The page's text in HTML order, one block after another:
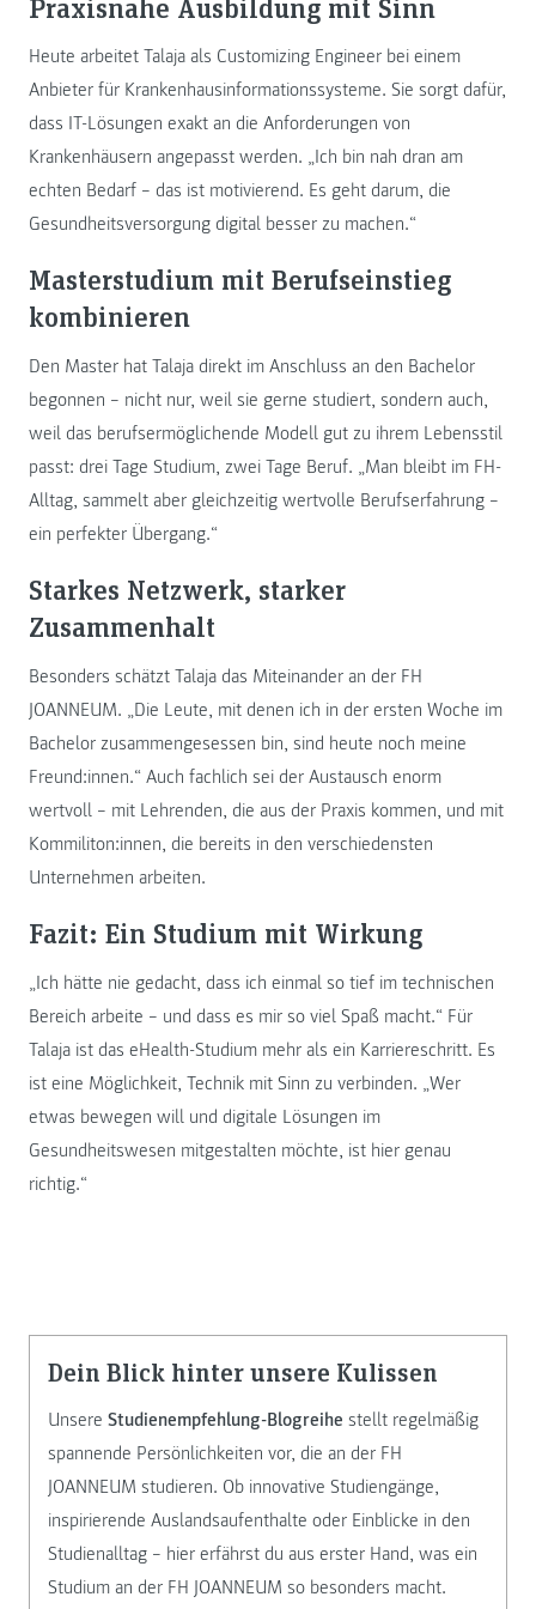
Heute arbeitet Talaja als Customizing Engineer bei einem
Anbieter für Krankenhausinformationssysteme. Sie sorgt dafür,
dass IT-Lösungen exakt an die Anforderungen von
Krankenhäusern angepasst werden. „Ich bin nah dran am
echten Bedarf – das ist motivierend. Es geht darum, die
Gesundheitsversorgung digital besser zu machen.“
Masterstudium mit Berufseinstieg
kombinieren
Den Master hat Talaja direkt im Anschluss an den Bachelor
begonnen – nicht nur, weil sie gerne studiert, sondern auch,
weil das berufsermöglichende Modell gut zu ihrem Lebensstil
passt: drei Tage Studium, zwei Tage Beruf. „Man bleibt im FH-
Alltag, sammelt aber gleichzeitig wertvolle Berufserfahrung –
ein perfekter Übergang.“
Starkes Netzwerk, starker
Zusammenhalt
Besonders schätzt Talaja das Miteinander an der FH
JOANNEUM. „Die Leute, mit denen ich in der ersten Woche im
Bachelor zusammengesessen bin, sind heute noch meine
Freund:innen.“ Auch fachlich sei der Austausch enorm
wertvoll – mit Lehrenden, die aus der Praxis kommen, und mit
Kommiliton:innen, die bereits in den verschiedensten
Unternehmen arbeiten.
Fazit: Ein Studium mit Wirkung
„Ich hätte nie gedacht, dass ich einmal so tief im technischen
Bereich arbeite – und dass es mir so viel Spaß macht.“ Für
Talaja ist das eHealth-Studium mehr als ein Karriereschritt. Es
ist eine Möglichkeit, Technik mit Sinn zu verbinden. „Wer
etwas bewegen will und digitale Lösungen im
Gesundheitswesen mitgestalten möchte, ist hier genau
richtig.“
Dein Blick hinter unsere Kulissen
Unsere Studienempfehlung-Blogreihe stellt regelmäßig
spannende Persönlichkeiten vor, die an der FH
JOANNEUM studieren. Ob innovative Studiengänge,
inspirierende Auslandsaufenthalte oder Einblicke in den
Studienalltag – hier erfährst du aus erster Hand, was ein
Studium an der FH JOANNEUM so besonders macht.